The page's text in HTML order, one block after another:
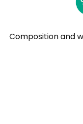
Composition and